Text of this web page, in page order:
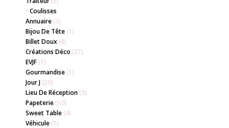
• Coulisses
Annuaire(3)
Bijou De Tête(1)
Billet Doux(8)
Créations Déco (27)
EVJF(1)
Gourmandise(1)
Jour J(20)
Lieu De Réception(3)
Papeterie(10)
Sweet Table(4)
Véhicule(1)